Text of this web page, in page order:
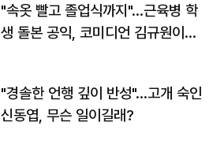
"속옷 빨고 졸업식까지"…근육병 학
생 돌본 공익, 코미디언 김규원이었
"경솔한 언행 깊이 반성"…고개 숙인
신동엽, 무슨 일이길래?